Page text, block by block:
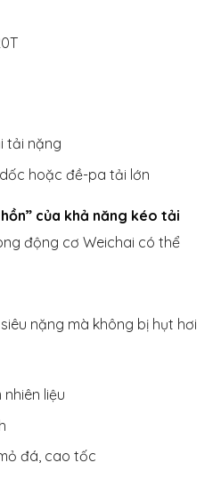
tải nặng
hoặc đề-pa tải lớn
của khả năng kéo tải
động cơ Weichai có thể
nặng mà không bị hụt hơi
liệu
đá, cao tốc